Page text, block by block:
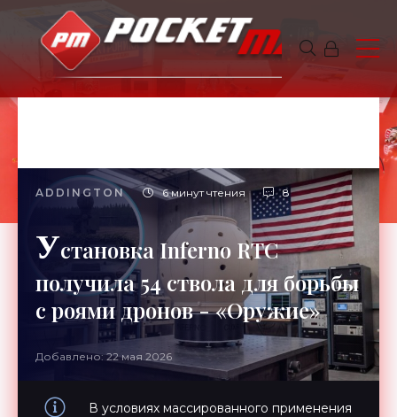
ADDINGTON 6 минут чтения 8
Установка Inferno RTC
получила 54 ствола для борьбы
с роями дронов - «Оружие»
Добавлено: 22 мая 2026
В условиях массированного применения